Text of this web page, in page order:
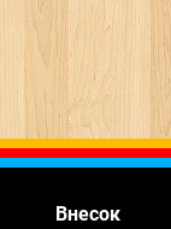
Внесок